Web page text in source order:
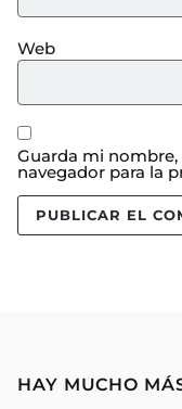
Web
Guarda mi
navegador para la
HAY MUCHO